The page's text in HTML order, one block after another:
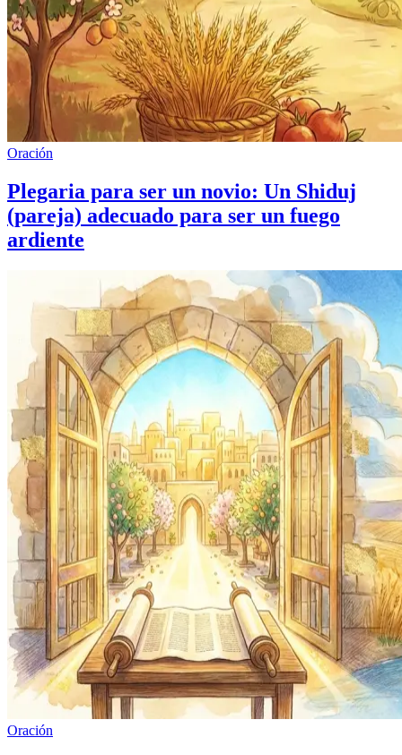
Oración
Plegaria para ser un novio: Un Shiduj
(pareja) adecuado para ser un fuego
ardiente
Oración